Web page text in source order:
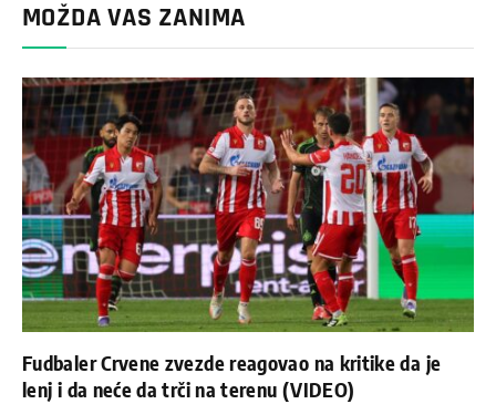
MOŽDA VAS ZANIMA
Fudbaler Crvene zvezde reagovao na kritike da je
lenj i da neće da trči na terenu (VIDEO)